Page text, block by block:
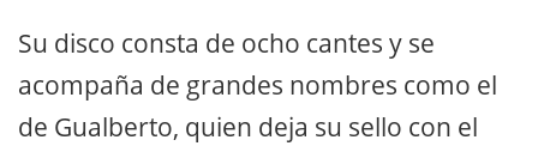
Su disco consta de ocho cantes y se
acompaña de grandes nombres como el
de Gualberto, quien deja su sello con el